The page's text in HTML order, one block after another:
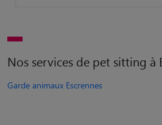
Nos services de pet sitting à
Garde animaux Escrennes